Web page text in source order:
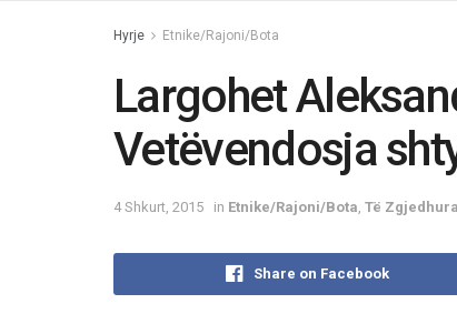
Hyrje Etnike/Rajoni/Bota
Largohet
Vetëvendosja
4 Shkurt, 2015 in Etnike/Rajoni/Bota Të Zgjedhura
Share on Facebook